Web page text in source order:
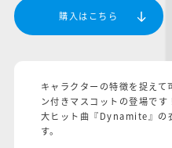
購入はこちら
キャラクターの特徴を捉え
ン付きマスコットの登場です
大ヒット曲『Dynamite』の
す。